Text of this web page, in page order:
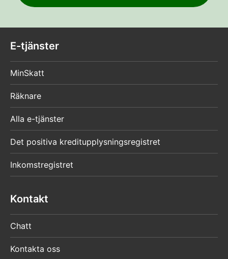
E-tjänster
MinSkatt
Räknare
Alla e-tjänster
Det positiva kreditupplysningsregistret
Inkomstregistret
Kontakt
Chatt
Kontakta oss